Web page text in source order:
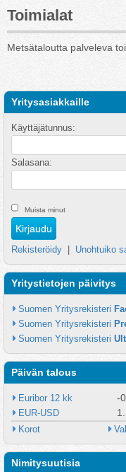
Toimialat
Metsätaloutta palveleva
Yritysasiakkaille
Käyttäjätunnus:
Salasana:
Muista minut
Rekisteröidy Unohtuiko
Yritystietojen päivitys
Suomen Yritysrekisteri
Suomen Yritysrekisteri
Suomen Yritysrekisteri
Päivän talous
Euribor 12 kk -
EUR-USD
Korot
Nimitysuutisia